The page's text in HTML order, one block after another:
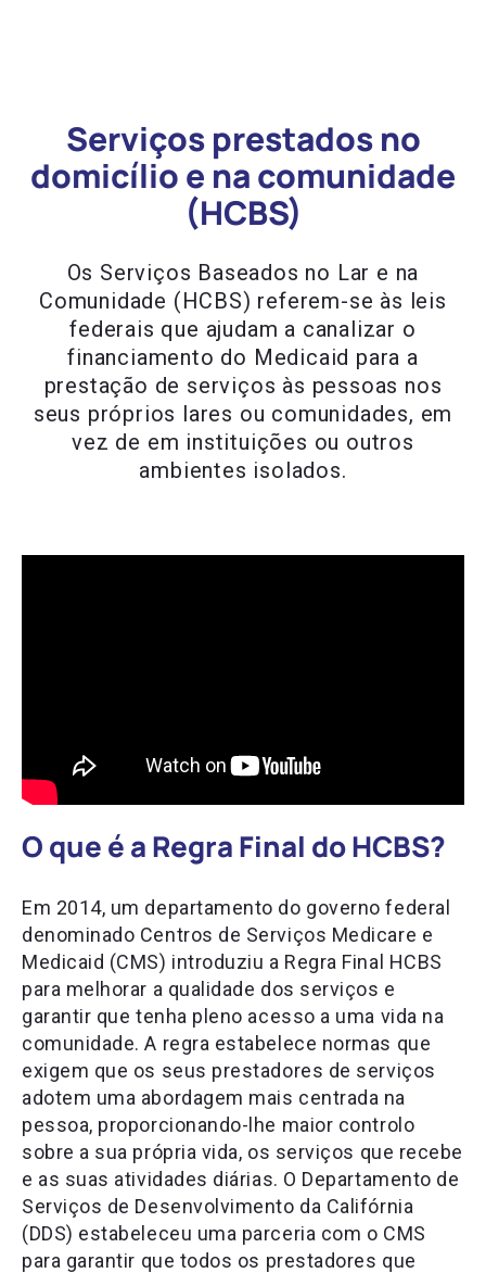
Serviços prestados no
domicílio e na comunidade
(HCBS)
Os Serviços Baseados no Lar e na
Comunidade (HCBS) referem-se às leis
federais que ajudam a canalizar o
financiamento do Medicaid para a
prestação de serviços às pessoas nos
seus próprios lares ou comunidades, em
vez de em instituições ou outros
ambientes isolados.
O que é a Regra Final do HCBS?
Em 2014, um departamento do governo federal
denominado Centros de Serviços Medicare e
Medicaid (CMS) introduziu a Regra Final HCBS
para melhorar a qualidade dos serviços e
garantir que tenha pleno acesso a uma vida na
comunidade. A regra estabelece normas que
exigem que os seus prestadores de serviços
adotem uma abordagem mais centrada na
pessoa, proporcionando-lhe maior controlo
sobre a sua própria vida, os serviços que recebe
e as suas atividades diárias. O Departamento de
Serviços de Desenvolvimento da Califórnia
(DDS) estabeleceu uma parceria com o CMS
para garantir que todos os prestadores que